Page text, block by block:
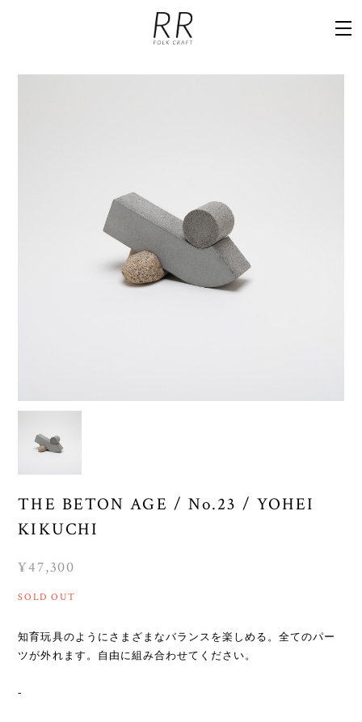
THE BETON AGE / No.23 / YOHEI
KIKUCHI
¥47,300
SOLD OUT
知育玩具のようにさまざまなバランスを楽しめる。全てのパー
ツが外れます。自由に組み合わせてください。
-